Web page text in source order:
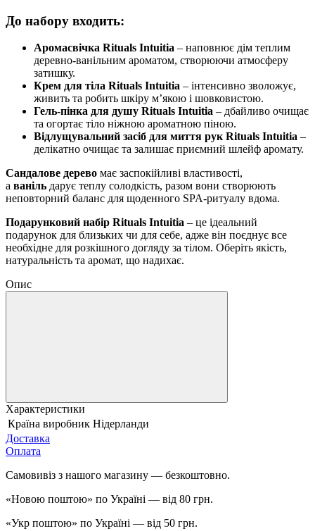
До набору входить:
Аромасвічка Rituals Intuitia – наповнює дім теплим
деревно-ванільним ароматом, створюючи атмосферу
затишку.
Крем для тіла Rituals Intuitia – інтенсивно зволожує,
живить та робить шкіру м’якою і шовковистою.
Гель-пінка для душу Rituals Intuitia – дбайливо очищає
та огортає тіло ніжною ароматною піною.
Відлущувальний засіб для миття рук Rituals Intuitia –
делікатно очищає та залишає приємний шлейф аромату.
Сандалове дерево має заспокійливі властивості,
а ваніль дарує теплу солодкість, разом вони створюють
неповторний баланс для щоденного SPA-ритуалу вдома.
Подарунковий набір Rituals Intuitia – це ідеальний
подарунок для близьких чи для себе, адже він поєднує все
необхідне для розкішного догляду за тілом. Оберіть якість,
натуральність та аромат, що надихає.
Опис
Характеристики
Країна виробник Нідерланди
Доставка
Оплата
Самовивіз з нашого магазину — безкоштовно.
«Новою поштою» по Україні — від 80 грн.
«Укр поштою» по Україні — від 50 грн.